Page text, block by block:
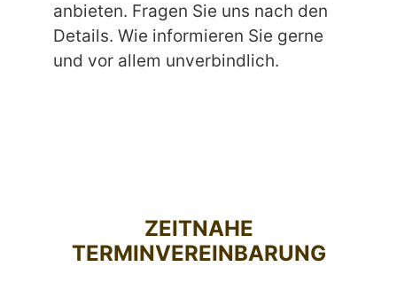
anbieten. Fragen Sie uns nach den
Details. Wie informieren Sie gerne
und vor allem unverbindlich.
ZEITNAHE
TERMINVEREINBARUNG